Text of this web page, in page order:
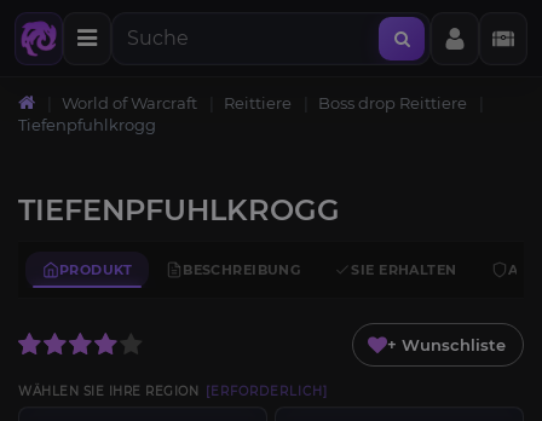
World of Warcraft Reittiere
Boss drop Reittiere
Tiefenpfuhlkrogg
TIEFENPFUHLKROGG
PRODUKT BESCHREIBUNG SIE ERHALTEN
+ Wunschliste
WÄHLEN SIE IHRE REGION [ERFORDERLICH]